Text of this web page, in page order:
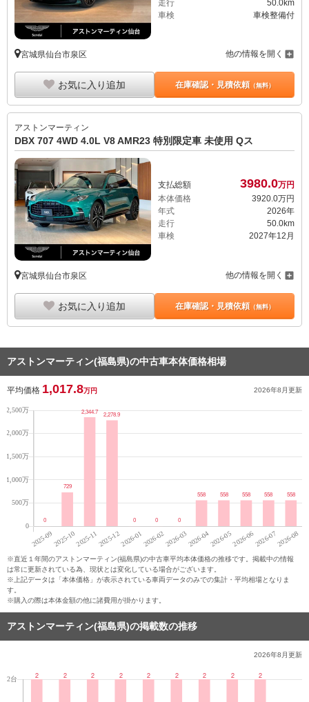
走行
50.0km
車検
車検整備付
宮城県仙台市泉区 他の情報を開く
お気に入り追加 在庫確認・見積依頼（無料）
アストンマーティン
DBX 707 4WD 4.0L V8 AMR23 特別限定車 未使用 Qス
支払総額 3980.0万円
本体価格
3920.0万円
年式
2026年
走行
50.0km
車検
2027年12月
宮城県仙台市泉区 他の情報を開く
お気に入り追加 在庫確認・見積依頼（無料）
アストンマーティン(福島県)の中古車本体価格相場
平均価格 1,017.8万円 2026年8月更新
※直近１年間のアストンマーティン(福島県)の中古車平均本体価格の推移です。掲載中の情報
は常に更新されている為、現状とは変化している場合がございます。
※上記データは「本体価格」が表示されている車両データのみでの集計・平均相場となりま
す。
※購入の際は本体金額の他に諸費用が掛かります。
アストンマーティン(福島県)の掲載数の推移
2026年8月更新